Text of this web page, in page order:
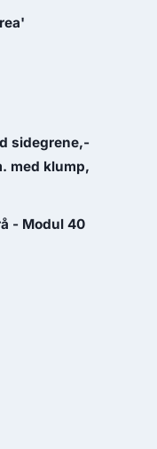
sidegrene,-
med klump,
- Modul 40